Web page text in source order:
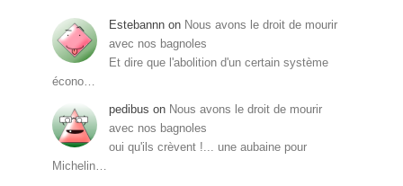
Estebannn on Nous avons le droit de mourir
avec nos bagnoles
Et dire que l'abolition d'un certain système
écono…
pedibus on Nous avons le droit de mourir
avec nos bagnoles
oui qu'ils crèvent !... une aubaine pour
Michelin…